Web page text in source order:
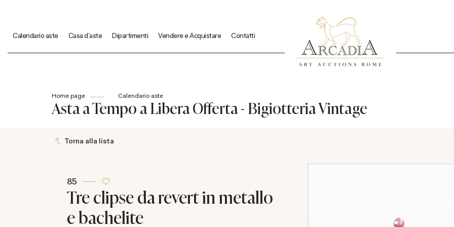
Calendario aste Casa d'aste Dipartimenti Vendere e Acquistare Contatti
Home page Calendario aste
Asta a Tempo a Libera Offerta - Bigiotteria Vintage
Torna alla lista
85
Tre clipse da revert in metallo
e bachelite